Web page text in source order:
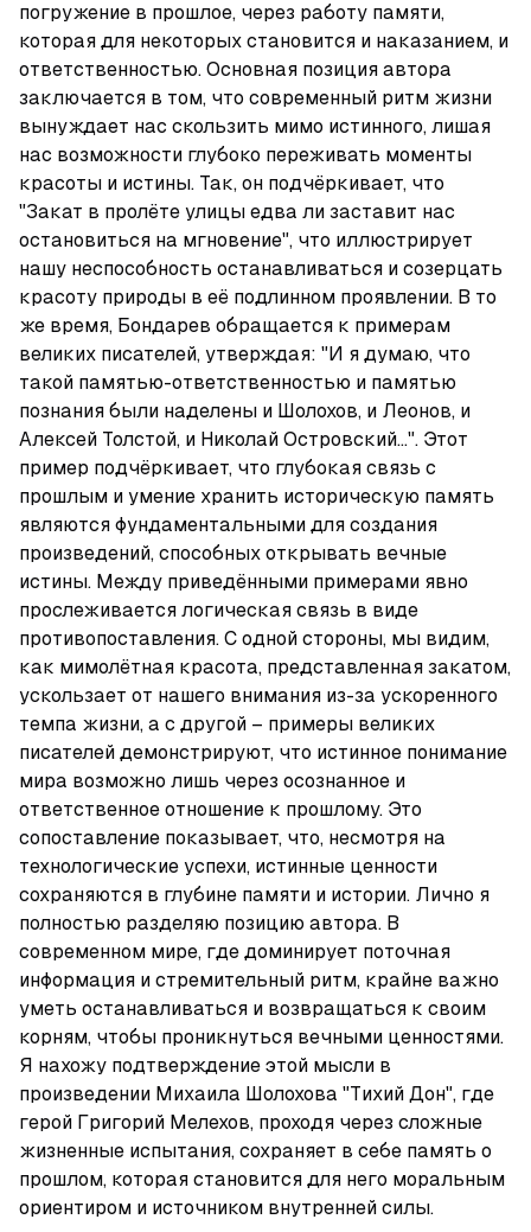
погружение в прошлое, через работу памяти,
которая для некоторых становится и наказанием, и
ответственностью. Основная позиция автора
заключается в том, что современный ритм жизни
вынуждает нас скользить мимо истинного, лишая
нас возможности глубоко переживать моменты
красоты и истины. Так, он подчёркивает, что
"Закат в пролёте улицы едва ли заставит нас
остановиться на мгновение", что иллюстрирует
нашу неспособность останавливаться и созерцать
красоту природы в её подлинном проявлении. В то
же время, Бондарев обращается к примерам
великих писателей, утверждая: "И я думаю, что
такой памятью-ответственностью и памятью
познания были наделены и Шолохов, и Леонов, и
Алексей Толстой, и Николай Островский...". Этот
пример подчёркивает, что глубокая связь с
прошлым и умение хранить историческую память
являются фундаментальными для создания
произведений, способных открывать вечные
истины. Между приведёнными примерами явно
прослеживается логическая связь в виде
противопоставления. С одной стороны, мы видим,
как мимолётная красота, представленная закатом,
ускользает от нашего внимания из-за ускоренного
темпа жизни, а с другой – примеры великих
писателей демонстрируют, что истинное понимание
мира возможно лишь через осознанное и
ответственное отношение к прошлому. Это
сопоставление показывает, что, несмотря на
технологические успехи, истинные ценности
сохраняются в глубине памяти и истории. Лично я
полностью разделяю позицию автора. В
современном мире, где доминирует поточная
информация и стремительный ритм, крайне важно
уметь останавливаться и возвращаться к своим
корням, чтобы проникнуться вечными ценностями.
Я нахожу подтверждение этой мысли в
произведении Михаила Шолохова "Тихий Дон", где
герой Григорий Мелехов, проходя через сложные
жизненные испытания, сохраняет в себе память о
прошлом, которая становится для него моральным
ориентиром и источником внутренней силы.